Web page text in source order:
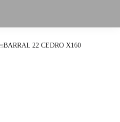
BARRAL 22 CEDRO X160